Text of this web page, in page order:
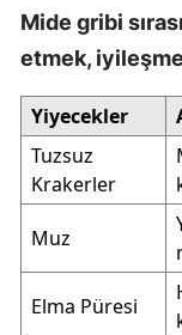
Mide gribi
etmek,
Yiyecekler
Tuzsuz
Krakerler
Muz
Elma Püresi